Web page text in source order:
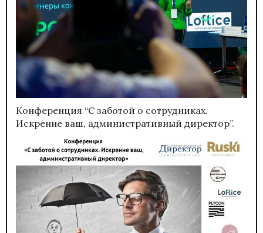
Конференция “С заботой о сотрудниках.
Искренне ваш, административный директор”.